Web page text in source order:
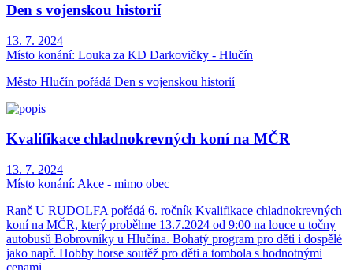
Den s vojenskou historií
13. 7. 2024
Místo konání: Louka za KD Darkovičky - Hlučín
Město Hlučín pořádá Den s vojenskou historií
Kvalifikace chladnokrevných koní na MČR
13. 7. 2024
Místo konání: Akce - mimo obec
Ranč U RUDOLFA pořádá 6. ročník Kvalifikace chladnokrevných
koní na MČR, který proběhne 13.7.2024 od 9:00 na louce u točny
autobusů Bobrovníky u Hlučína. Bohatý program pro děti i dospělé
jako např. Hobby horse soutěž pro děti a tombola s hodnotnými
cenami.